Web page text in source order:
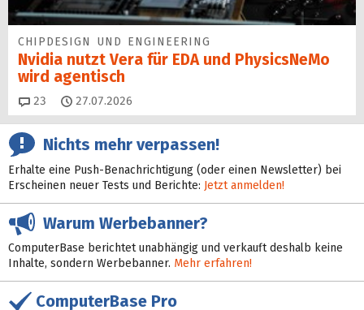
CHIPDESIGN UND ENGINEERING
Nvidia nutzt Vera für EDA und PhysicsNeMo
wird agentisch
23 Kommentare
27.07.2026
Nichts mehr verpassen!
Erhalte eine Push-Benachrichtigung (oder einen Newsletter) bei
Erscheinen neuer Tests und Berichte: Jetzt anmelden!
Warum Werbebanner?
ComputerBase berichtet unabhängig und verkauft deshalb keine
Inhalte, sondern Werbebanner. Mehr erfahren!
ComputerBase Pro